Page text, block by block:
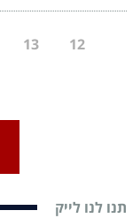
12
13
תנו לנו לייק